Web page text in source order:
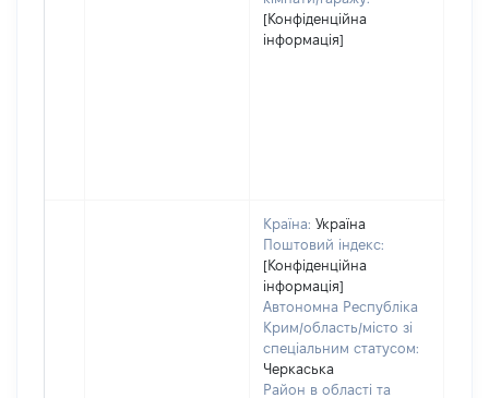
[Конфіденційна
інформація]
Країна: Україна
Поштовий індекс:
[Конфіденційна
інформація]
Автономна Республіка
Крим/область/місто зі
спеціальним статусом:
Черкаська
Район в області та